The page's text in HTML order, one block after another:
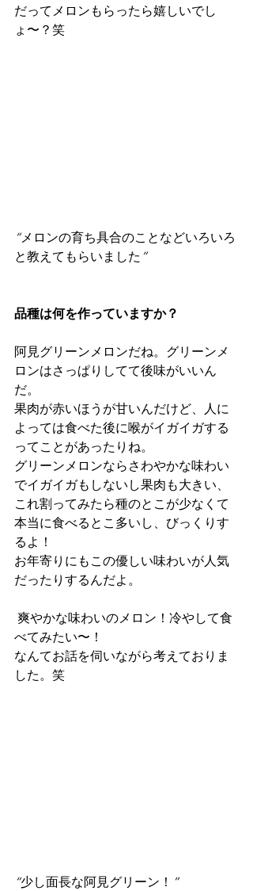
だってメロンもらったら嬉しいでし
ょ〜？笑
“メロンの育ち具合のことなどいろいろ
と教えてもらいました ”
品種は何を作っていますか？
阿見グリーンメロンだね。グリーンメ
ロンはさっぱりしてて後味がいいん
だ。
果肉が赤いほうが甘いんだけど、人に
よっては食べた後に喉がイガイガする
ってことがあったりね。
グリーンメロンならさわやかな味わい
でイガイガもしないし果肉も大きい、
これ割ってみたら種のとこが少なくて
本当に食べるとこ多いし、びっくりす
るよ！
お年寄りにもこの優しい味わいが人気
だったりするんだよ。
爽やかな味わいのメロン！冷やして食
べてみたい〜！
なんてお話を伺いながら考えておりま
した。笑
“少し面長な阿見グリーン！ ”